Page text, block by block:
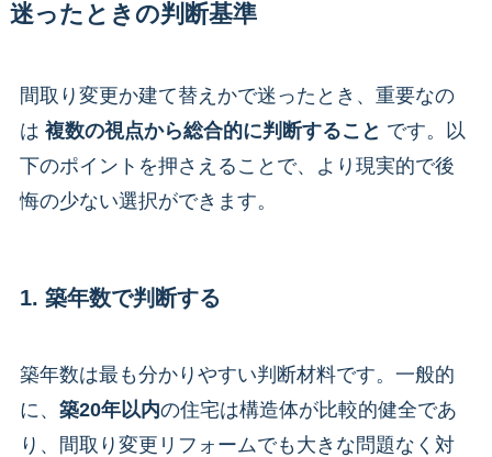
迷ったときの判断基準
間取り変更か建て替えかで迷ったとき、重要なの
は 複数の視点から総合的に判断すること です。以
下のポイントを押さえることで、より現実的で後
悔の少ない選択ができます。
1. 築年数で判断する
築年数は最も分かりやすい判断材料です。一般的
に、 築20年以内の住宅は構造体が比較的健全であ
り、間取り変更リフォームでも大きな問題なく対